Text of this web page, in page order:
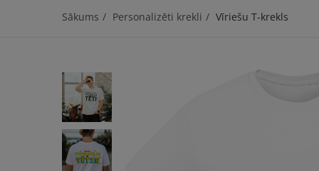
Sākums Personalizēti krekli Vīriešu T-krekls